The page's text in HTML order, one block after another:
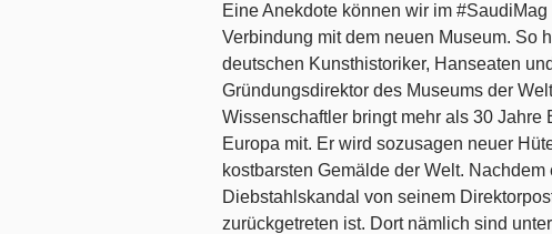
Eine Anekdote können wir im
Verbindung mit dem neuen Museum. So
deutschen Kunsthistoriker, Hanseaten
Gründungsdirektor des Museums der
Wissenschaftler bringt mehr als 30
Europa mit. Er wird sozusagen neuer
kostbarsten Gemälde der Welt.
Diebstahlskandal von seinem
zurückgetreten ist. Dort nämlich sind